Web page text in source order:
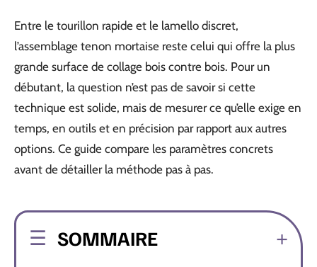
Entre le tourillon rapide et le lamello discret,
l’assemblage tenon mortaise reste celui qui offre la plus
grande surface de collage bois contre bois. Pour un
débutant, la question n’est pas de savoir si cette
technique est solide, mais de mesurer ce qu’elle exige en
temps, en outils et en précision par rapport aux autres
options. Ce guide compare les paramètres concrets
avant de détailler la méthode pas à pas.
SOMMAIRE